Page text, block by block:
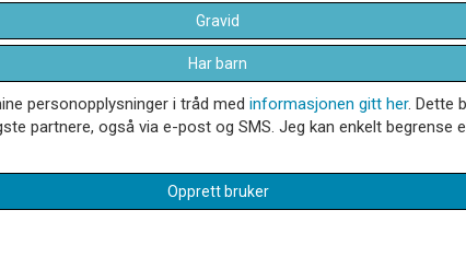
Gravid
Har barn
personopplysninger i tråd med informasjonen gitt her. Dette
partnere, også via e-post og SMS. Jeg kan enkelt begrense
Opprett bruker